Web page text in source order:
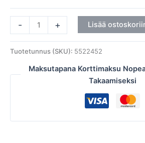
- + Lisää
Tuotetunnus (SKU): 5522452
Maksutapana Korttimaksu
Takaamiseksi